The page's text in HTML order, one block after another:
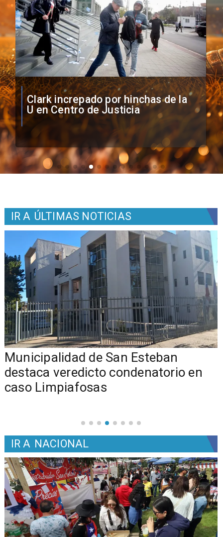
Vozinha firma contrato con Colo
Colo como nuevo arquero
IR A ÚLTIMAS NOTICIAS
Municipalidad de San Esteban
destaca veredicto condenatorio en
caso Limpiafosas
IR A NACIONAL